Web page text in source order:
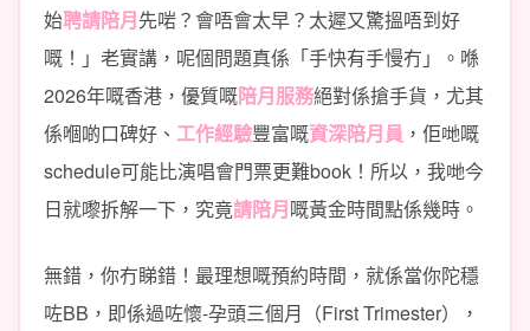
始聘請陪月先啱？會唔會太早？太遲又驚搵唔到好
嘅！」老實講，呢個問題真係「手快有手慢冇」。喺
2026年嘅香港，優質嘅陪月服務絕對係搶手貨，尤其
係嗰啲口碑好、 工作經驗豐富嘅資深陪月員 ，佢哋嘅
schedule可能比演唱會門票更難book！所以，我哋今
日就嚟拆解一下，究竟請陪月嘅黃金時間點係幾時。
無錯，你冇睇錯！最理想嘅預約時間，就係當你陀穩
咗BB，即係過咗懷-孕頭三個月（First Trimester），